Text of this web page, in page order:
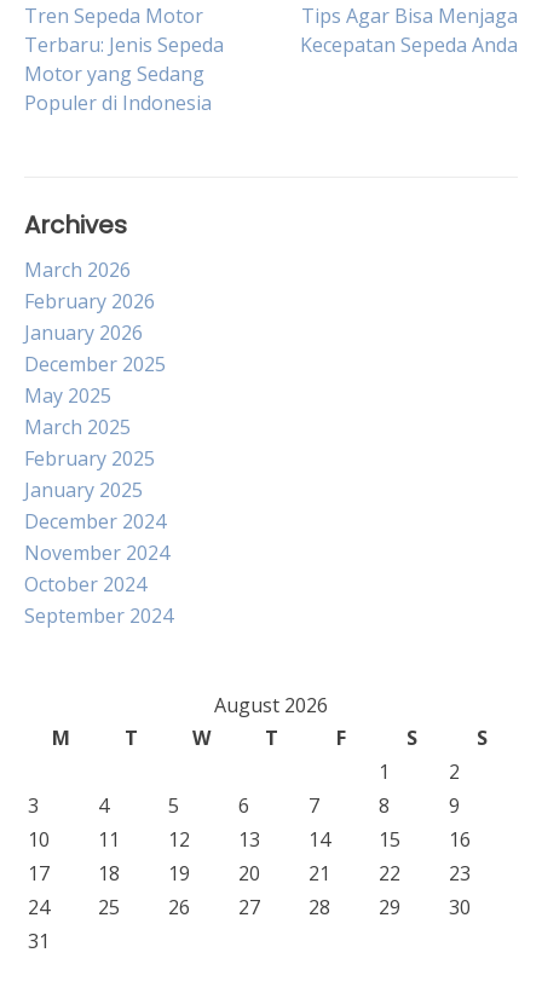
Post
navigation
Tren Sepeda Motor
Terbaru: Jenis Sepeda
Motor yang Sedang
Populer di Indonesia
Tips Agar Bisa Menjaga
Kecepatan Sepeda Anda
Archives
March 2026
February 2026
January 2026
December 2025
May 2025
March 2025
February 2025
January 2025
December 2024
November 2024
October 2024
September 2024
August 2026
M
T W T F S
S
1
2
3
4 5 6 7 8
9
10
11 12 13 14 15
16
17
18 19 20 21 22
23
24
25 26 27 28 29
30
31